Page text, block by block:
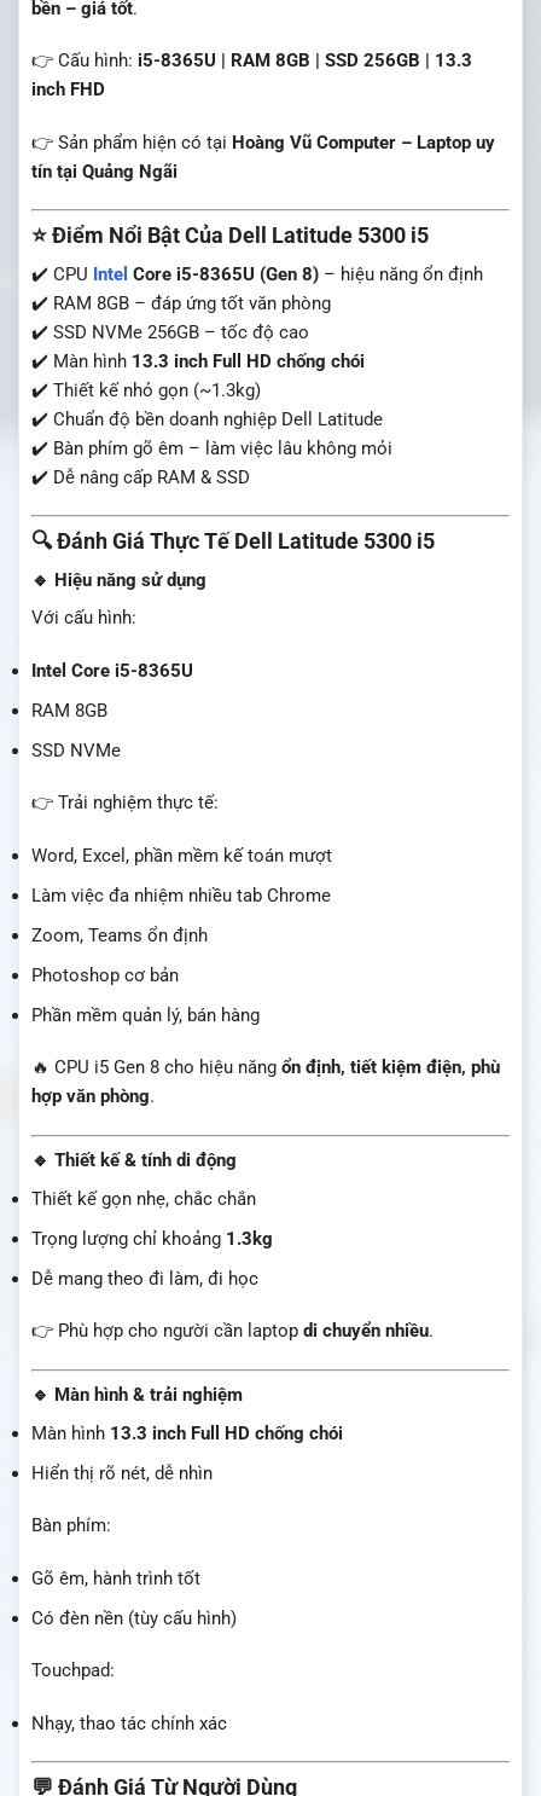
bền – giá tốt.
👉 Cấu hình: i5-8365U | RAM 8GB | SSD 256GB | 13.3
inch FHD
👉 Sản phẩm hiện có tại Hoàng Vũ Computer – Laptop uy
tín tại Quảng Ngãi
⭐ Điểm Nổi Bật Của Dell Latitude 5300 i5
✔️ CPU Intel Core i5-8365U (Gen 8) – hiệu năng ổn định
✔️ RAM 8GB – đáp ứng tốt văn phòng
✔️ SSD NVMe 256GB – tốc độ cao
✔️ Màn hình 13.3 inch Full HD chống chói
✔️ Thiết kế nhỏ gọn (~1.3kg)
✔️ Chuẩn độ bền doanh nghiệp Dell Latitude
✔️ Bàn phím gõ êm – làm việc lâu không mỏi
✔️ Dễ nâng cấp RAM & SSD
🔍 Đánh Giá Thực Tế Dell Latitude 5300 i5
🔹 Hiệu năng sử dụng
Với cấu hình:
Intel Core i5-8365U
RAM 8GB
SSD NVMe
👉 Trải nghiệm thực tế:
Word, Excel, phần mềm kế toán mượt
Làm việc đa nhiệm nhiều tab Chrome
Zoom, Teams ổn định
Photoshop cơ bản
Phần mềm quản lý, bán hàng
🔥 CPU i5 Gen 8 cho hiệu năng ổn định, tiết kiệm điện, phù
hợp văn phòng.
🔹 Thiết kế & tính di động
Thiết kế gọn nhẹ, chắc chắn
Trọng lượng chỉ khoảng 1.3kg
Dễ mang theo đi làm, đi học
👉 Phù hợp cho người cần laptop di chuyển nhiều.
🔹 Màn hình & trải nghiệm
Màn hình 13.3 inch Full HD chống chói
Hiển thị rõ nét, dễ nhìn
Bàn phím:
Gõ êm, hành trình tốt
Có đèn nền (tùy cấu hình)
Touchpad:
Nhạy, thao tác chính xác
💬 Đánh Giá Từ Người Dùng